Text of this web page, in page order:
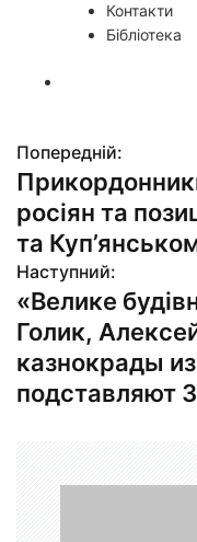
Контакти
Бібліотека
Н
а
в
і
г
а
ц
Попередній:
росіян та
та
Наступний:
«Велике
Голик,
казнокрады
подставляют